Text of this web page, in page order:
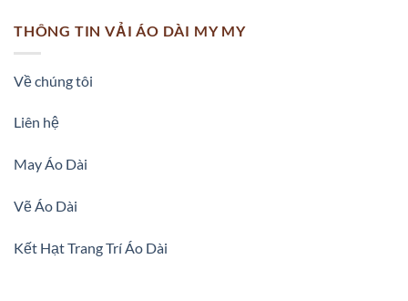
THÔNG TIN VẢI ÁO DÀI MY MY
Về chúng tôi
Liên hệ
May Áo Dài
Vẽ Áo Dài
Kết Hạt Trang Trí Áo Dài